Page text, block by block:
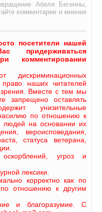
Абеля Бегенны,
комментарии и мнения
посетители нашей
придерживаться
комментировании
наших читателей
Вместе с тем мы
запрещено оставлять
унизительные
по отношению к
людей на основании их
вероисповедания,
статуса ветерана,
угроз и
лексики.
корректно как по
отношению к другим
и благоразумие. С